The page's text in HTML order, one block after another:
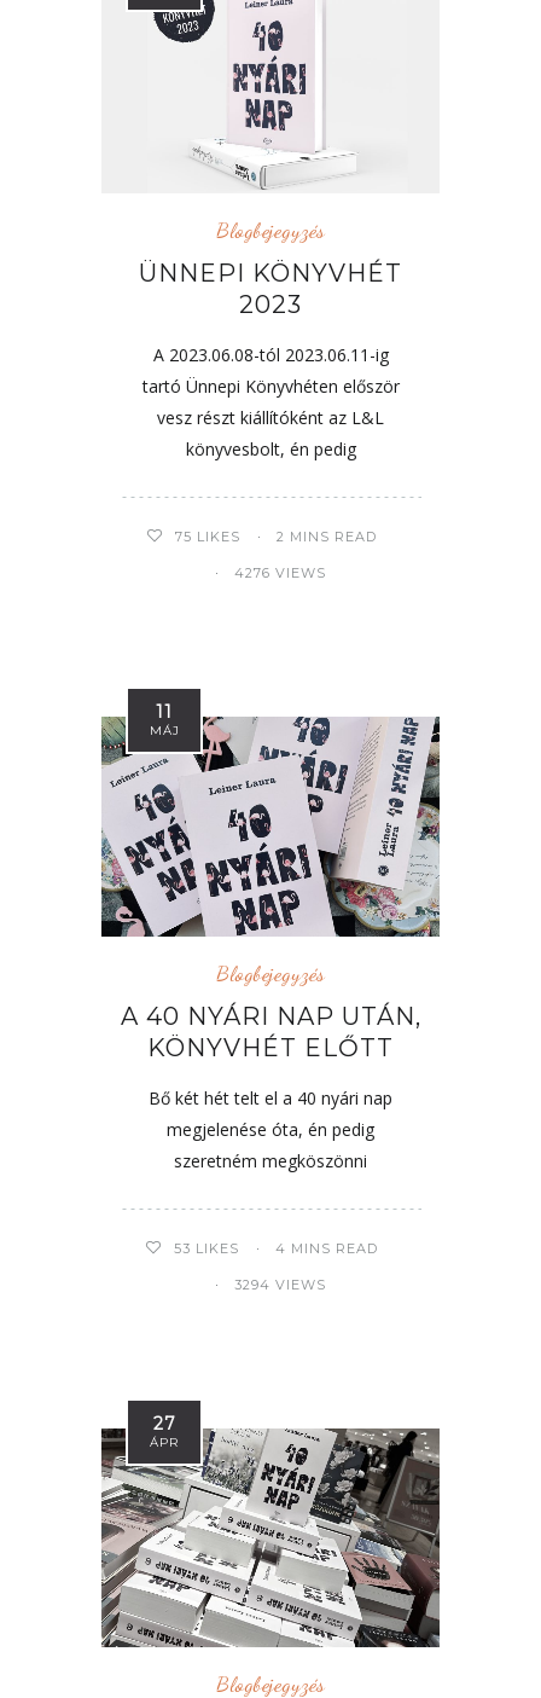
Blogbejegyzés
ÜNNEPI KÖNYVHÉT
2023
A 2023.06.08-tól 2023.06.11-ig
tartó Ünnepi Könyvhéten először
vesz részt kiállítóként az L&L
könyvesbolt, én pedig
75 LIKES 2 MINS READ
4276 VIEWS
11
MÁJ
Blogbejegyzés
A 40 NYÁRI NAP UTÁN,
KÖNYVHÉT ELŐTT
Bő két hét telt el a 40 nyári nap
megjelenése óta, én pedig
szeretném megköszönni
53 LIKES 4 MINS READ
3294 VIEWS
27
ÁPR
Blogbejegyzés